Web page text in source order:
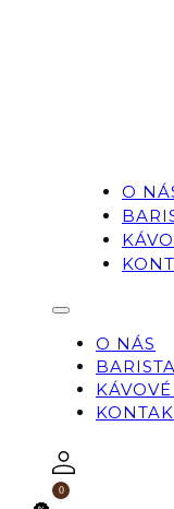
O
O NÁS
0